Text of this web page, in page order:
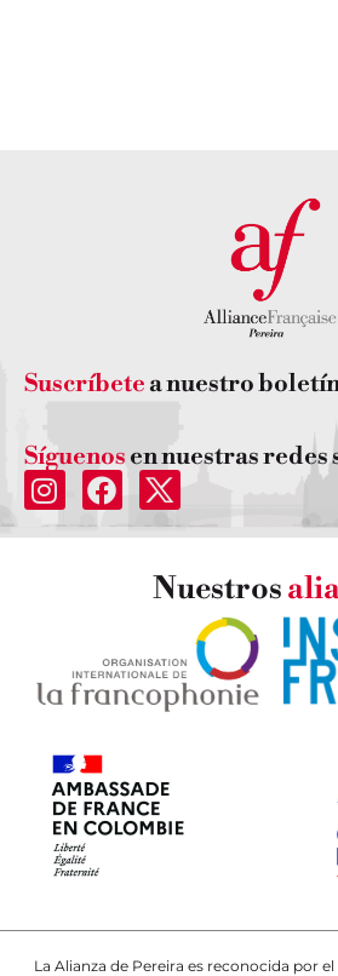
Suscríbete a nuestro
Síguenos en nuestras redes
Nuestros
La Alianza de Pereira es reconocida por